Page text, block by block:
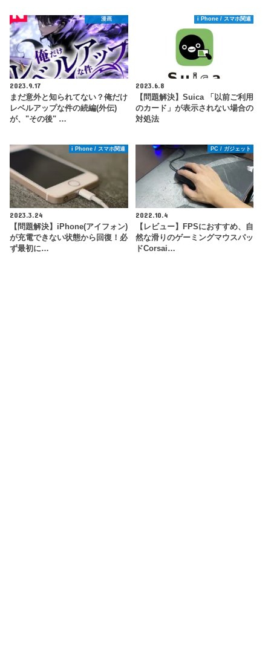
漫画
2023.9.17
まだ意外と知られてない？俺だけ
レベルアップな件の続編(外伝)
が、"その後" …
i Phone / スマホ関連
2023.6.8
【問題解決】Suica 「以前ご利用
のカード」が表示されない場合の
対処法
i Phone / スマホ関連
2023.3.24
【問題解決】iPhone(アイフォン)
が充電できない状態から回復！必
ず最初に…
PC / ガジェット
2022.10.4
【レビュー】FPSにおすすめ、自
然な滑りのゲーミングマウスパッ
ドCorsai…